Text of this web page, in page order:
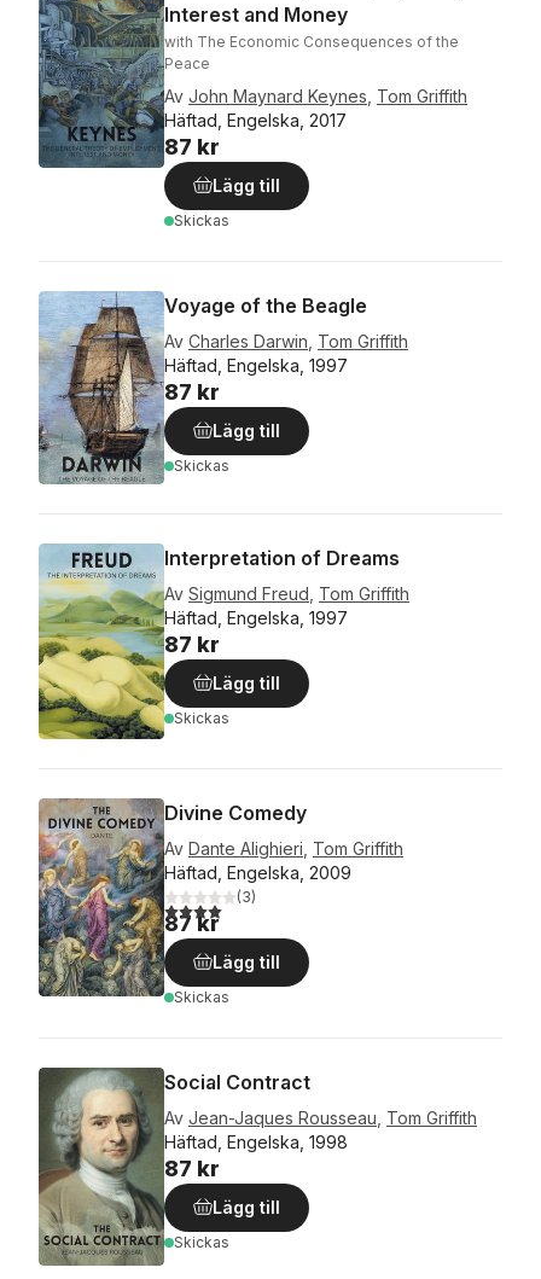
Interest and Money
with The Economic Consequences of the
Peace
Av John Maynard Keynes Tom Griffith
Häftad, Engelska, 2017
87 kr
Lägg till
Skickas
Voyage of the Beagle
Av Charles Darwin Tom Griffith
Häftad, Engelska, 1997
87 kr
Lägg till
Skickas
Interpretation of Dreams
Av Sigmund Freud Tom Griffith
Häftad, Engelska, 1997
87 kr
Lägg till
Skickas
Divine Comedy
Av Dante Alighieri Tom Griffith
Häftad, Engelska, 2009
4,0utav 5 stjärnor. Totalt antal röster:
(3)
87 kr
Lägg till
Skickas
Social Contract
Av Jean-Jaques Rousseau Tom Griffith
Häftad, Engelska, 1998
87 kr
Lägg till
Skickas